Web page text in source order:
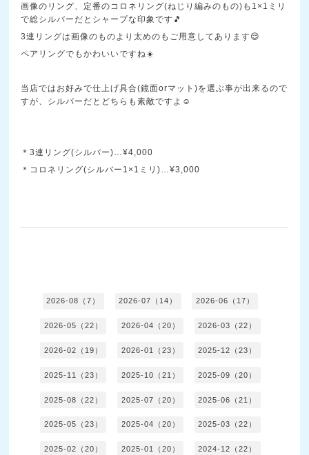
画像のリング、定番のコロネリング(ねじり編みのもの)も1×1ミリ
で総シルバーだとシャープな印象です🎵
3連リングは画像のものより太めのもご用意してあります😌
ペアリングでもかわいいですね☀️
当店ではお好みで仕上げ具合(鏡面orマット)を選ぶ事が出来るので
すが、シルバーだとどちらも素敵ですよ☺️
＊3連リング(シルバー)…¥4,000
＊コロネリング(シルバー1×1ミリ)…¥3,000
2026-08（7） 2026-07（14） 2026-06（17）
2026-05（22） 2026-04（20） 2026-03（22）
2026-02（19） 2026-01（23） 2025-12（23）
2025-11（23） 2025-10（21） 2025-09（20）
2025-08（22） 2025-07（20） 2025-06（21）
2025-05（23） 2025-04（20） 2025-03（22）
2025-02（20） 2025-01（20） 2024-12（22）